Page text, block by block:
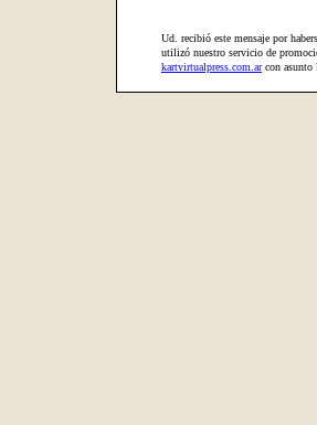
Ud. recibió este mensaje por
utilizó nuestro servicio de
kartvirtualpress.com.arcon asunto